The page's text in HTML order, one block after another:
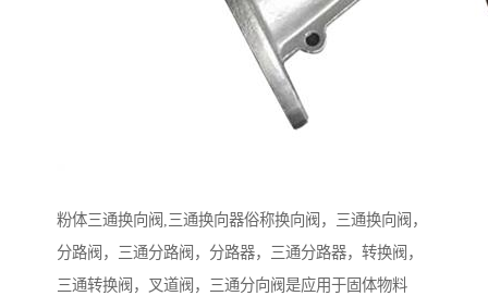
粉体三通换向阀,三通换向器俗称换向阀，三通换向阀，
分路阀，三通分路阀，分路器，三通分路器，转换阀，
三通转换阀，叉道阀，三通分向阀是应用于固体物料